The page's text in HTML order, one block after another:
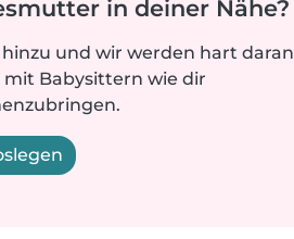
in deiner Nähe?
und wir werden hart daran
Babysittern wie dir